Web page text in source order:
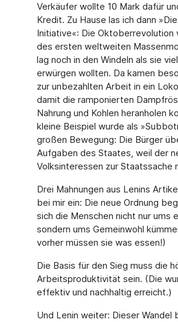
Verkäufer wollte 10 Mark dafür
Kredit. Zu Hause las ich dann
Initiative«: Die Oktoberrevolution
des ersten weltweiten
lag noch in den Windeln als sie
erwürgen wollten. Da kamen
zur unbezahlten Arbeit in ein
damit die ramponierten
Nahrung und Kohlen heranholen
kleine Beispiel wurde als
großen Bewegung: Die Bürger
Aufgaben des Staates, weil der
Volksinteressen zur Staatssache
Drei Mahnungen aus Lenins
bei mir ein: Die neue Ordnung
sich die Menschen nicht nur ums
sondern ums Gemeinwohl
vorher müssen sie was essen!)
Die Basis für den Sieg muss die
Arbeitsproduktivität sein. (Die
effektiv und nachhaltig erreicht.)
Und Lenin weiter: Dieser Wandel